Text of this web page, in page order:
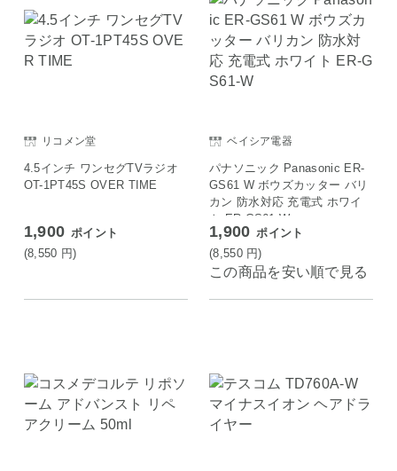
リコメン堂
4.5インチ ワンセグTVラジオ
OT-1PT45S OVER TIME
1,900 ポイント
(8,550 円)
ベイシア電器
パナソニック Panasonic ER-
GS61 W ボウズカッター バリ
カン 防水対応 充電式 ホワイ
ト ER-GS61-W
1,900 ポイント
(8,550 円)
この商品を安い順で見る